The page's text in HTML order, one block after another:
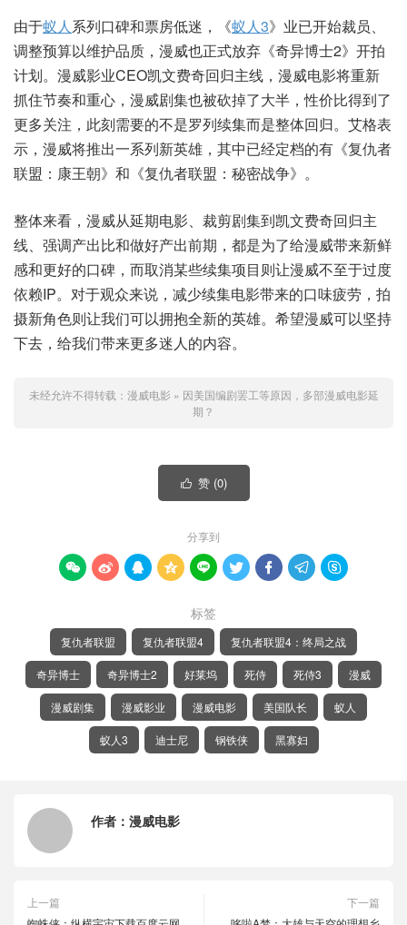
由于蚁人系列口碑和票房低迷，《蚁人3》业已开始裁员、
调整预算以维护品质，漫威也正式放弃《奇异博士2》开拍
计划。漫威影业CEO凯文费奇回归主线，漫威电影将重新
抓住节奏和重心，漫威剧集也被砍掉了大半，性价比得到了
更多关注，此刻需要的不是罗列续集而是整体回归。艾格表
示，漫威将推出一系列新英雄，其中已经定档的有《复仇者
联盟：康王朝》和《复仇者联盟：秘密战争》。
整体来看，漫威从延期电影、裁剪剧集到凯文费奇回归主
线、强调产出比和做好产出前期，都是为了给漫威带来新鲜
感和更好的口碑，而取消某些续集项目则让漫威不至于过度
依赖IP。对于观众来说，减少续集电影带来的口味疲劳，拍
摄新角色则让我们可以拥抱全新的英雄。希望漫威可以坚持
下去，给我们带来更多迷人的内容。
未经允许不得转载： 漫威电影 » 因美国编剧罢工等原因，多部漫威电影延
期？
 赞 (0)
分享到
        
标签
复仇者联盟 复仇者联盟4 复仇者联盟4：终局之战
奇异博士 奇异博士2 好莱坞 死侍 死侍3 漫威
漫威剧集 漫威影业 漫威电影 美国队长 蚁人
蚁人3 迪士尼 钢铁侠 黑寡妇
作者： 漫威电影
上一篇
下一篇